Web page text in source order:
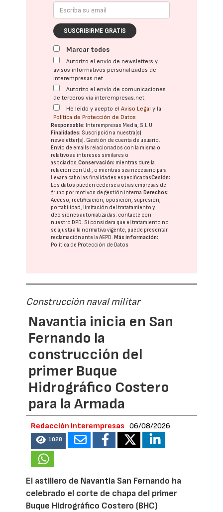
SUSCRIBIRME GRATIS
Marcar todos
Autorizo el envío de newsletters y
avisos informativos personalizados de
interempresas.net
Autorizo el envío de comunicaciones
de terceros vía interempresas.net
He leído y acepto elAviso Legal y la
Política de Protección de Datos
Responsable: Interempresas Media, S.L.U.
Finalidades: Suscripción a nuestra(s)
newsletter(s). Gestión de cuenta de usuario.
Envío de emails relacionados con la misma o
relativos a intereses similares o
asociados.Conservación: mientras dure la
relación con Ud., o mientras sea necesario para
llevar a cabo las finalidades especificadasCesión:
Los datos pueden cederse a otras empresas del
grupo por motivos de gestión interna. Derechos:
Acceso, rectificación, oposición, supresión,
portabilidad, limitación del tratatamiento y
decisiones automatizadas: contacte con
nuestro DPD. Si considera que el tratamiento no
se ajusta a la normativa vigente, puede presentar
reclamación ante laAEPD. Más información:
Política de Protección de Datos
Construcción naval militar
Navantia inicia en San
Fernando la
construcción del
primer Buque
Hidrográfico Costero
para la Armada
Redacción Interempresas 06/08/2026
1028
El astillero de Navantia San Fernando ha
celebrado el corte de chapa del primer
Buque Hidrográfico Costero (BHC)